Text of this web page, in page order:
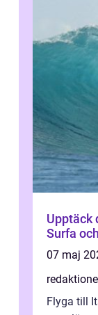
Upptäck
Surfa
07 maj
Flyga till